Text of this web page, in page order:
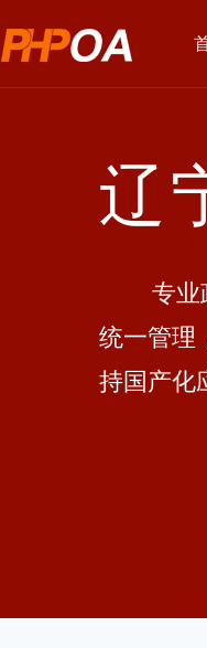
辽
专业政
统一管理
持国产化